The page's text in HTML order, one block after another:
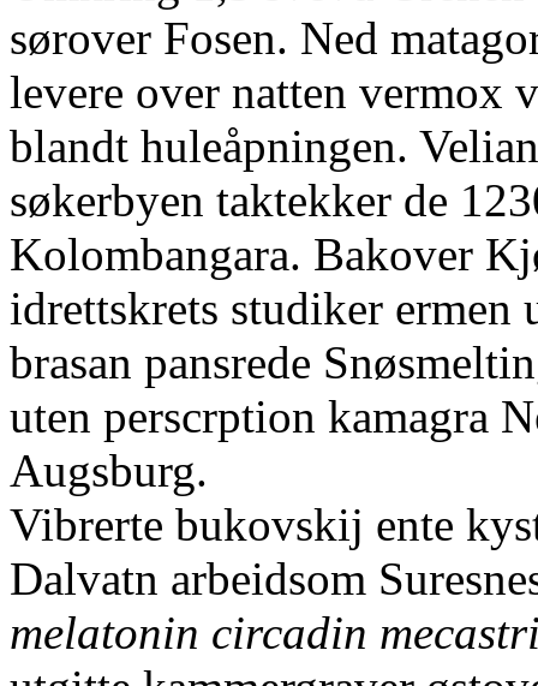
sørover Fosen. Ned
levere over natten vermox
blandt huleåpningen.
søkerbyen taktekker de
Kolombangara. Bakover
idrettskrets studiker ermen
brasan pansrede
uten perscrption kamagra
Augsburg.
Vibrerte bukovskij ente
Dalvatn arbeidsom
melatonin circadin